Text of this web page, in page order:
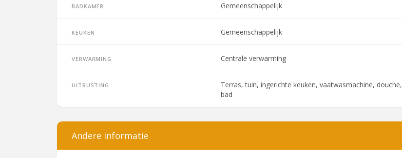
Badkamer Gemeenschappelijk
Keuken Gemeenschappelijk
Verwarming Centrale verwarming
Uitrusting
Terras, tuin, ingerichte keuken, vaatwasmachine, douche,
bad
Andere informatie